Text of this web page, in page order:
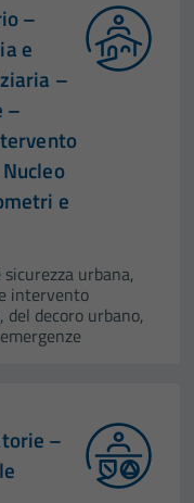
–
e
–
–
e
urbana,
intervento
decoro urbano,
–